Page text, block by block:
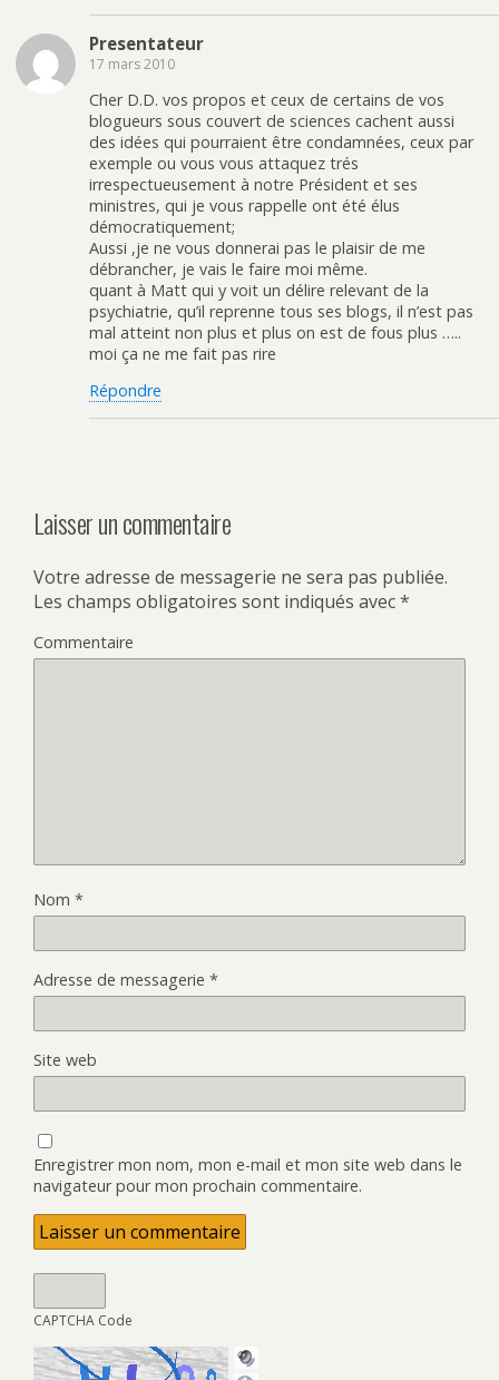
Presentateur
17 mars 2010
Cher D.D. vos propos et ceux de certains de vos
blogueurs sous couvert de sciences cachent aussi
des idées qui pourraient être condamnées, ceux par
exemple ou vous vous attaquez trés
irrespectueusement à notre Président et ses
ministres, qui je vous rappelle ont été élus
démocratiquement;
Aussi ,je ne vous donnerai pas le plaisir de me
débrancher, je vais le faire moi même.
quant à Matt qui y voit un délire relevant de la
psychiatrie, qu’il reprenne tous ses blogs, il n’est pas
mal atteint non plus et plus on est de fous plus …..
moi ça ne me fait pas rire
Répondre
Laisser un commentaire
Votre adresse de messagerie ne sera pas publiée.
Les champs obligatoires sont indiqués avec*
Commentaire
Nom *
Adresse de messagerie *
Site web
Enregistrer mon nom, mon e-mail et mon site web dans le
navigateur pour mon prochain commentaire.
CAPTCHA Code